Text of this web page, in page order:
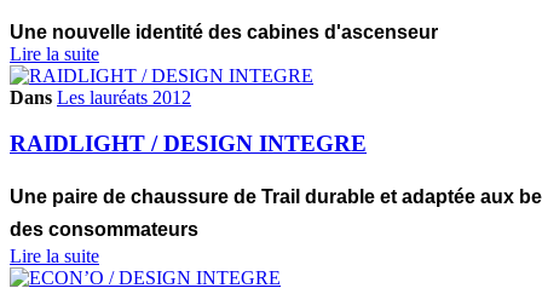
Une nouvelle identité des cabines d'ascenseur
Lire la suite
Dans Les lauréats 2012
RAIDLIGHT / DESIGN INTEGRE
Une paire de chaussure de Trail durable et adaptée aux
des consommateurs
Lire la suite